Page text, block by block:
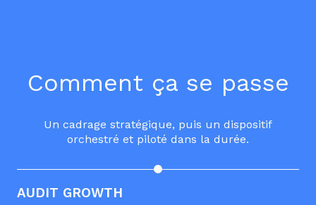
Comment ça se passe
Un cadrage stratégique, puis un dispositif
orchestré et piloté dans la durée.
AUDIT GROWTH